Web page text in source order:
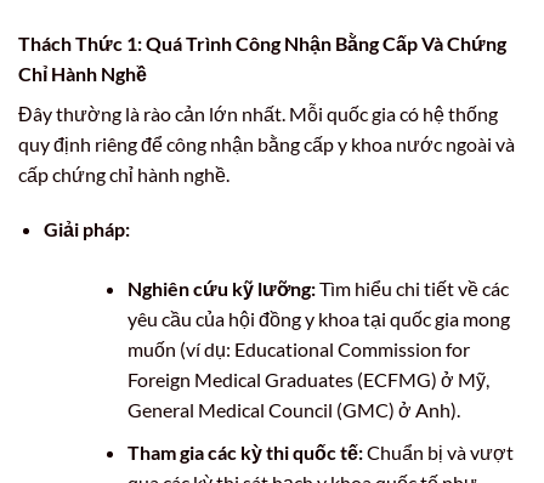
Thách Thức 1: Quá Trình Công Nhận Bằng Cấp Và Chứng
Chỉ Hành Nghề
Đây thường là rào cản lớn nhất. Mỗi quốc gia có hệ thống
quy định riêng để công nhận bằng cấp y khoa nước ngoài và
cấp chứng chỉ hành nghề.
Giải pháp:
Nghiên cứu kỹ lưỡng:Tìm hiểu chi tiết về các
yêu cầu của hội đồng y khoa tại quốc gia mong
muốn (ví dụ: Educational Commission for
Foreign Medical Graduates (ECFMG) ở Mỹ,
General Medical Council (GMC) ở Anh).
Tham gia các kỳ thi quốc tế:Chuẩn bị và vượt